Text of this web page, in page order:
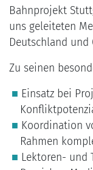
Bahnprojekt
uns geleiteten
Deutschland und
Zu seinen
Einsatz bei
Koordination
Rahmen
Lektoren- und